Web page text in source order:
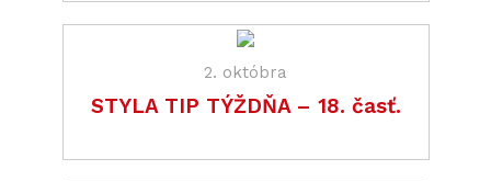
2. októbra
STYLA TIP TÝŽDŇA – 18. časť.